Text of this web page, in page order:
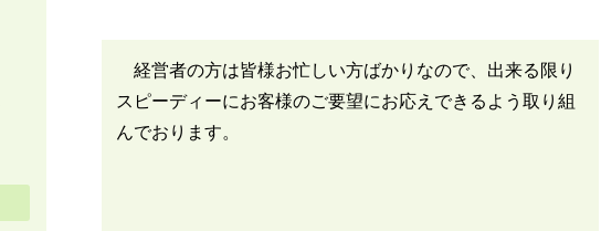
経営者の方は皆様お忙しい方ばかりなので、出来る限り
スピーディーにお客様のご要望にお応えできるよう取り組
んでおります。